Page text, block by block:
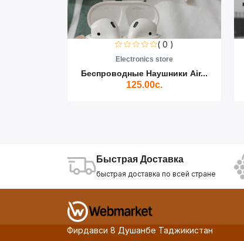
( 0 )
Electronics store
Беспроводные Наушники Air...
125.00с.
Быстрая Доставка
быстрая доставка по всей стране
Фирдавси 8 Душанбе Таджикистан